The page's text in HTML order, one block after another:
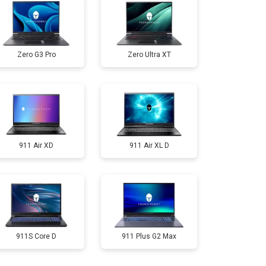
3300 ₽ Заказать
3800 ₽ Заказать
1500 ₽ Заказать
2900 ₽ Заказать
1200 ₽ Заказать
2300 ₽ Заказать
Zero G3 Pro Zero Ultra XT
911 Air XD 911 Air XL D
911S Core D 911 Plus G2 Max